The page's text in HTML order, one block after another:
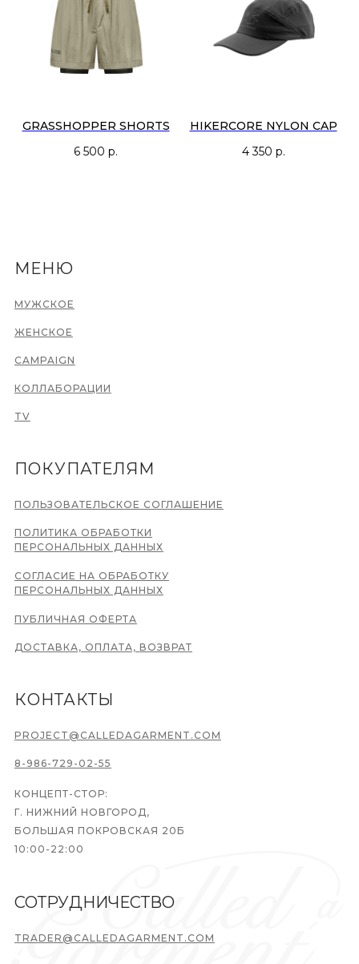
GRASSHOPPER SHORTS
6 500 р.
HIKERCORE NYLON CAP
4 350 р.
МУЖСКОЕ
ЖЕНСКОЕ
CAMPAIGN
КОЛЛАБОРАЦИИ
ПУБЛИЧНАЯ ОФЕРТА
СОГЛАСИЕ НА ОБРАБОТКУ
ПЕРСОНАЛЬНЫХ ДАННЫХ
ПОЛИТИКА ОБРАБОТКИ
ПЕРСОНАЛЬНЫХ ДАННЫХ
ПОЛЬЗОВАТЕЛЬСКОЕ СОГЛАШЕНИЕ
ДОСТАВКА, ОПЛАТА, ВОЗВРАТ
8-986-729-02-55
PROJECT@CALLEDAGARMENT.COM
МЕНЮ
ПОКУПАТЕЛЯМ
КОНТАКТЫ
TV
СОТРУДНИЧЕСТВО
TRADER@CALLEDAGARMENT.COM
КОНЦЕПТ-СТОР:
Г. НИЖНИЙ НОВГОРОД,
БОЛЬШАЯ ПОКРОВСКАЯ 20Б
10:00-22:00